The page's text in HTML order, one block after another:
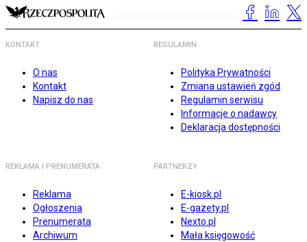
KONTAKT
O nas
Kontakt
Napisz do nas
REGULAMIN
Polityka Prywatności
Zmiana ustawień zgód
Regulamin serwisu
Informacje o nadawcy
Deklaracja dostępności
REKLAMA I PRENUMERATA
Reklama
Ogłoszenia
Prenumerata
Archiwum
PARTNERZY
E-kiosk.pl
E-gazety.pl
Nexto.pl
Mała księgowość